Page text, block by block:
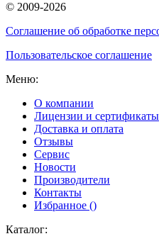
© 2009-2026
Соглашение об обработке
Пользовательское соглашение
Меню:
О компании
Лицензии и сертификаты
Доставка и оплата
Отзывы
Сервис
Новости
Производители
Контакты
Избранное ()
Каталог: